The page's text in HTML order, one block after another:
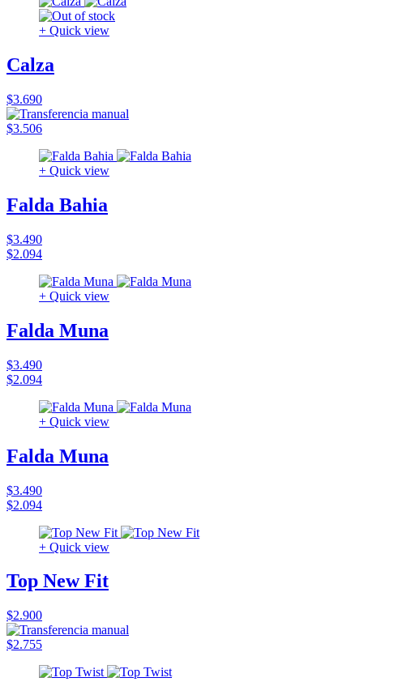
+ Quick view
Calza
$3.690
$3.506
+ Quick view
Falda Bahia
$3.490
$2.094
+ Quick view
Falda Muna
$3.490
$2.094
+ Quick view
Falda Muna
$3.490
$2.094
+ Quick view
Top New Fit
$2.900
$2.755